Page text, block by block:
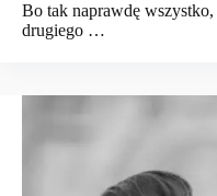
Bo tak naprawdę
drugiego …